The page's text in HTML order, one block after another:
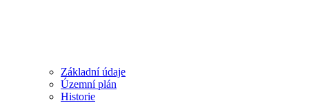
Základní údaje
Územní plán
Historie